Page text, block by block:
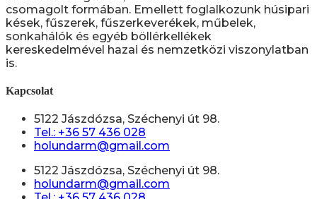
csomagolt formában. Emellett foglalkozunk húsipari
kések, fűszerek, fűszerkeverékek, műbelek,
sonkahálók és egyéb böllérkellékek
kereskedelmével hazai és nemzetközi viszonylatban
is.
Kapcsolat
5122 Jászdózsa, Széchenyi út 98.
Tel.: +36 57 436 028
holundarm@gmail.com
5122 Jászdózsa, Széchenyi út 98.
holundarm@gmail.com